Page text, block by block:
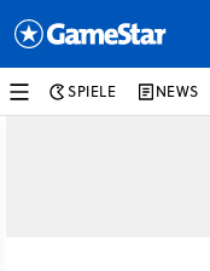
SPIELE NEWS